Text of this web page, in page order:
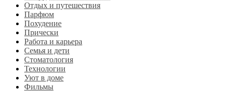
Отдых и путешествия
Парфюм
Похудение
Прически
Работа и карьера
Семья и дети
Стоматология
Технологии
Уют в доме
Фильмы